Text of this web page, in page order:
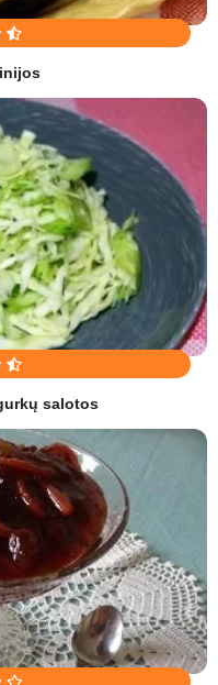
salotos